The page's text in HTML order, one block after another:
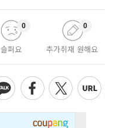
슬퍼요
0
추가취재 원해요
0